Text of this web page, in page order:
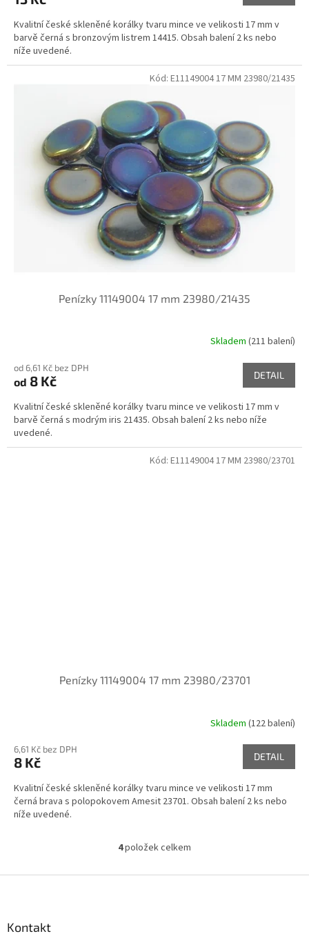
Kvalitní české skleněné korálky tvaru mince ve velikosti 17 mm v
barvě černá s bronzovým listrem 14415. Obsah balení 2 ks nebo
níže uvedené.
Penízky 11149004 17 mm 23980/21435
Skladem (211 balení)
od 6,61 Kč bez DPH
od 8 Kč DETAIL
Kvalitní české skleněné korálky tvaru mince ve velikosti 17 mm v
barvě černá s modrým iris 21435. Obsah balení 2 ks nebo níže
uvedené.
Kód: E11149004 17 MM 23980/21435
Penízky 11149004 17 mm 23980/23701
Skladem (122 balení)
6,61 Kč bez DPH
8 Kč DETAIL
Kvalitní české skleněné korálky tvaru mince ve velikosti 17 mm
černá brava s polopokovem Amesit 23701. Obsah balení 2 ks nebo
níže uvedené.
Kód: E11149004 17 MM 23980/23701
O
l
4položek celkem
Kontakt